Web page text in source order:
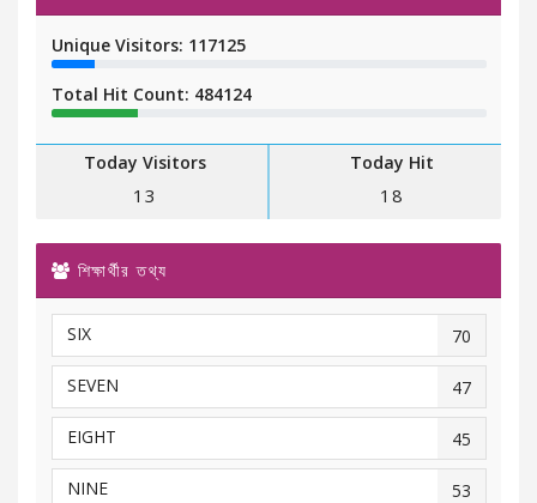
Unique Visitors: 117125
Total Hit Count: 484124
Today Visitors
13
Today Hit
18
শিক্ষার্থীর তথ্য
SIX 70
SEVEN 47
EIGHT 45
NINE 53